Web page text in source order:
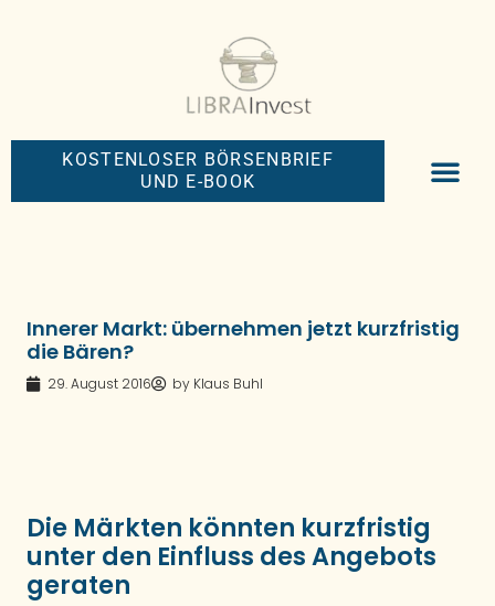
KOSTENLOSER BÖRSENBRIEF
UND E-BOOK
Innerer Markt: übernehmen jetzt kurzfristig
die Bären?
29. August 2016 by Klaus Buhl
Die Märkten könnten kurzfristig
unter den Einfluss des Angebots
geraten